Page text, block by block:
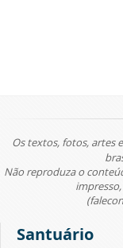
Os textos, fotos, artes
Não reproduza o
Santuário